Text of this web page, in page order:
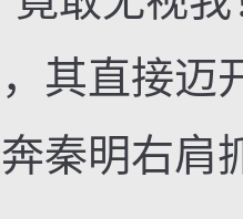
其直接迈
秦明右肩